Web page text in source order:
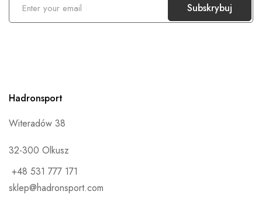
y
j
Subskrybuj
Hadronsport
Witeradów 38
32-300 Olkusz
+48 531 777 171
sklep@hadronsport.com